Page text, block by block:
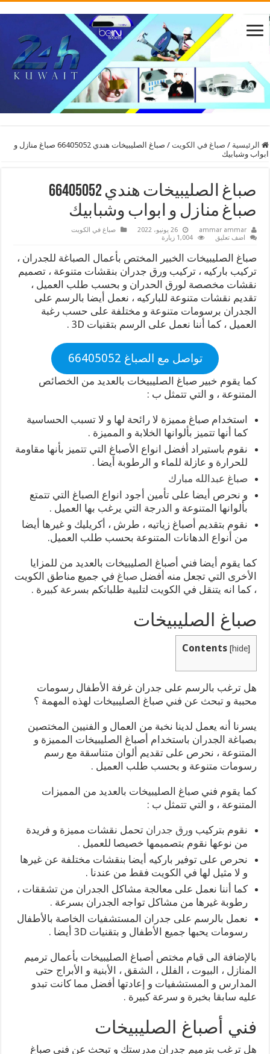
الرئيسية / صباغ في الكويت /
صباغ الصليبيخات هندي 66405052 صباغ منازل و
ابواب وشبابيك
صباغ الصليبيخات هندي 66405052
صباغ منازل و ابواب وشبابيك
ammar ammar 26 يونيو، 2022
صباغ في الكويت
اضف تعليق
1,004 زيارة
صباغ الصليبيخات الخبير المختص بأعمال الصباغة للجدران ،
تركيب باركيه ، تركيب ورق جدران بنقشات متنوعة ، تصميم
نقشات مخصصة لورق الحدران و بحسب طلب العميل ،
تقديم نقشات متنوعة للباركيه ، نعمل أيضا بالرسم على
الجدران برسومات متنوعة و مختلفة على حسب رغبة
العميل ، كما أننا نعمل على الرسم بتقنيات 3D .
تواصل مع الصباغ 66405052
كما يقوم خبير صباغ الصليبيخات بالعديد من الخصائص
المتنوعة ، و التي تتمثل ب :
استخدام صباغ مميزة لا رائحة لها و لا تسبب الحساسية
كما أنها تتميز بألوانها الخلابة و المميزة .
نقوم باستيراد أفضل انواع الأصباغ التي تتميز بأنها مقاومة
للحرارة و عازلة للماء و الرطوبة أيضا .
صباغ عبدالله مبارك
و نحرص أيضا على تأمين أجود انواع الصباغ التي تتمتع
بألوانها المتنوعة و الدرجة التي يرغب بها العميل .
نقوم بتقديم أصباغ زياتيه ، طرش ، أكريليك و غيرها أيضا
من أنواع الدهانات المتنوعة بحسب طلب العميل.
كما يقوم أيضا فني أصباغ الصليبيخات بالعديد من للمزايا
الأخرى التي تجعل منه أفضلصباغ في جميع مناطق الكويت
، كما انه يتنقل في الكويت لتلبية طلباتكم بسرعة كبيرة .
صباغ الصليبيخات
Contents [hide]
هل ترغب بالرسم على جدران غرفة الأطفال رسومات
محببة و تبحث عن فني صباغ الصليبيخات لهذه المهمة ؟
يسرنا أنه يعمل لدينا نخبة من العمال و الفنيين المختصين
بصباغة الجدران باستخدام أصباغ الصليبيخات المميزة و
المتنوعة ، نحرص على تقديم ألوان متناسقة مع رسم
رسومات متنوعة و بحسب طلب العميل .
كما يقوم فني صباغ الصليبيخات بالعديد من المميزات
المتنوعة ، و التي تتمثل ب :
نقوم بتركيب ورق جدران تحمل نقشات مميزة و فريدة
من نوعها نقوم بتصميمها خصيصا للعميل .
نحرص على توفير باركيه أيضا بنقشات مختلفة عن غيرها
و لا مثيل لها في الكويت فقط من عندنا .
كما أننا نعمل على معالجة مشاكل الجدران من تشققات ،
رطوبة غيرها من مشاكل تواجه الجدران بسرعة .
نعمل بالرسم على جدران المستشفيات الخاصة بالأطفال
رسومات يحبها جميع الأطفال و بتقنيات 3D أيضا .
بالإضافة الى قيام مختص أصباغ الصليبيخات بأعمال ترميم
المنازل ، البيوت ، الفلل ، الشقق ، الأبنية و الأبراج حتى
المدارس و المستشفيات و إعادتها أفضل مما كانت تبدو
عليه سابقا بخبرة و سرعة كبيرة .
فني أصباغ الصليبيخات
هل ترغب بترميم جدران مدرستك و تبحث عن فني صباغ